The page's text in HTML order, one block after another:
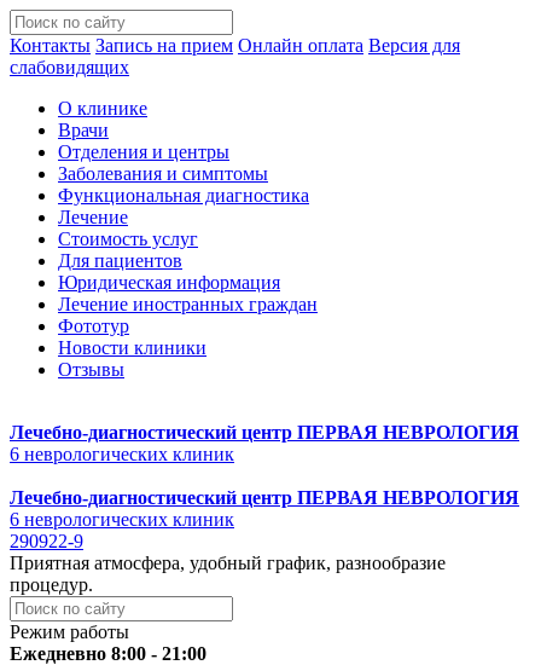
Контакты Запись на прием Онлайн оплата Версия для
слабовидящих
О клинике
Врачи
Отделения и центры
Заболевания и симптомы
Функциональная диагностика
Лечение
Стоимость услуг
Для пациентов
Юридическая информация
Лечение иностранных граждан
Фототур
Новости клиники
Отзывы
Лечебно-диагностический центр ПЕРВАЯ НЕВРОЛОГИЯ
6 неврологических клиник
Лечебно-диагностический центр ПЕРВАЯ НЕВРОЛОГИЯ
6 неврологических клиник
290922-9
Приятная атмосфера, удобный график, разнообразие
процедур.
Режим работы
Ежедневно 8:00 - 21:00